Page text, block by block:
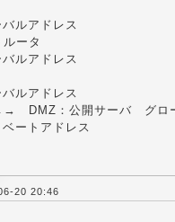
アドレス
ータ
アドレス
アドレス
DMZ：公開サーバ グロ
トアドレス
20 20:46